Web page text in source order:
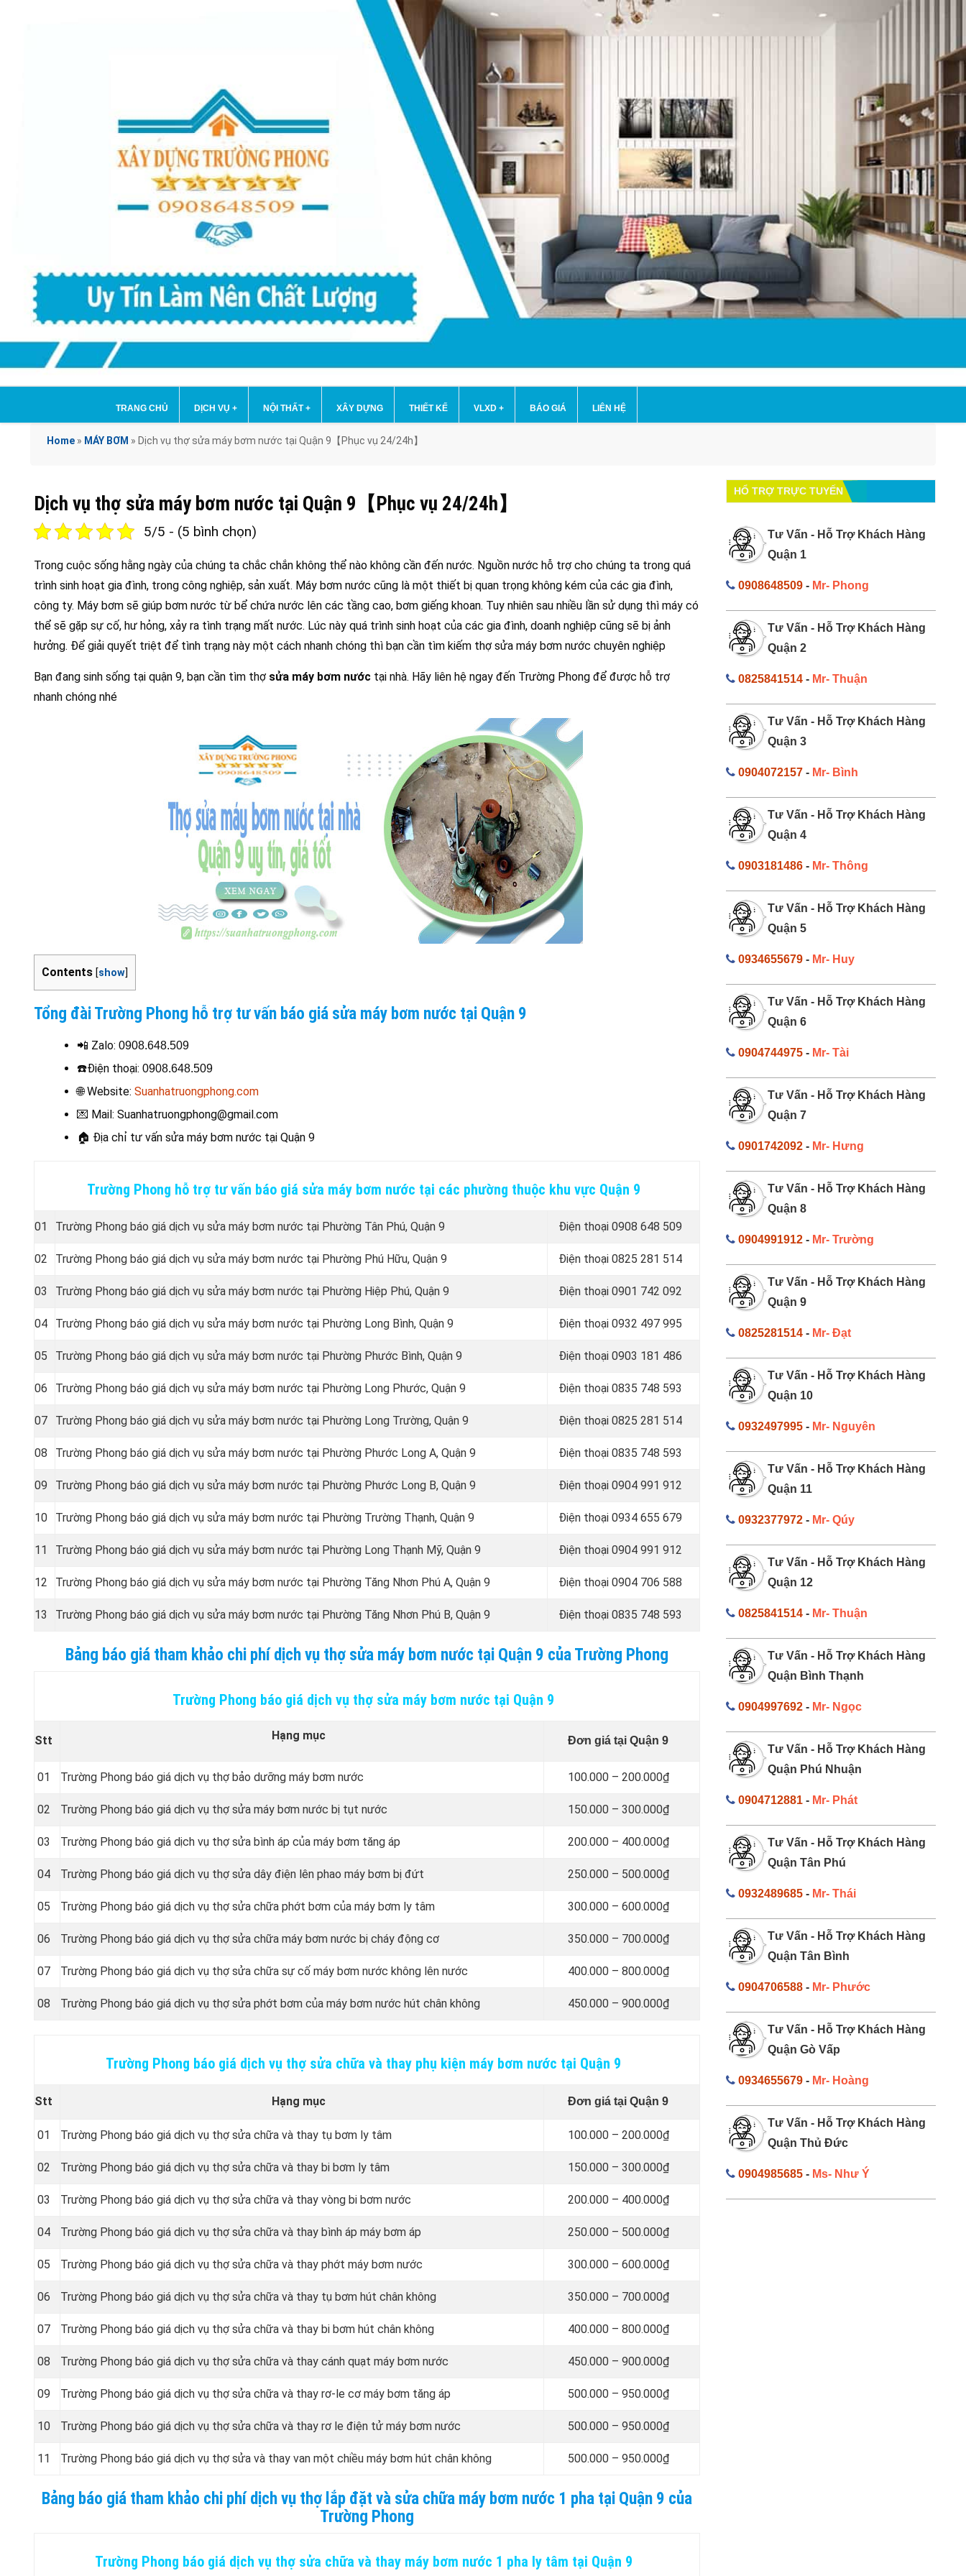
TRANG CHỦ DỊCH VỤ + NỘI THẤT+ XÂY DỰNG THIẾT KẾ VLXD + BÁO GIÁ LIÊN HỆ
Home » MÁY BƠM » Dịch vụ thợ sửa máy bơm nước tại Quận 9【Phục vụ 24/24h】
Dịch vụ thợ sửa máy bơm nước tại Quận 9【Phục vụ 24/24h】
5/5 - (5 bình chọn)
Trong cuộc sống hằng ngày của chúng ta chắc chắn không thể nào không cần đến nước. Nguồn nước hỗ trợ cho chúng ta trong quá
trình sinh hoạt gia đình, trong công nghiệp, sản xuất. Máy bơm nước cũng là một thiết bị quan trọng không kém của các gia đình,
công ty. Máy bơm sẽ giúp bơm nước từ bể chứa nước lên các tầng cao, bơm giếng khoan. Tuy nhiên sau nhiều lần sử dụng thì máy có
thể sẽ gặp sự cố, hư hỏng, xảy ra tình trạng mất nước. Lúc này quá trình sinh hoạt của các gia đình, doanh nghiệp cũng sẽ bị ảnh
hưởng. Để giải quyết triệt để tình trạng này một cách nhanh chóng thì bạn cần tìm kiếm thợ sửa máy bơm nước chuyên nghiệp
Bạn đang sinh sống tại quận 9, bạn cần tìm thợ sửa máy bơm nước tại nhà. Hãy liên hệ ngay đến Trường Phong để được hỗ trợ
nhanh chóng nhé
Contents [show]
Tổng đài Trường Phong hỗ trợ tư vấn báo giá sửa máy bơm nước tại Quận 9
📲 Zalo: 0908.648.509
☎️Điện thoại: 0908.648.509
🌐 Website: Suanhatruongphong.com
💌 Mail: Suanhatruongphong@gmail.com
🏠 Địa chỉ tư vấn sửa máy bơm nước tại Quận 9
Trường Phong hỗ trợ tư vấn báo giá sửa máy bơm nước tại các phường thuộc khu vực Quận 9
01 Trường Phong báo giá dịch vụ sửa máy bơm nước tại Phường Tân Phú, Quận 9 Điện thoại0908 648 509
02 Trường Phong báo giá dịch vụ sửa máy bơm nước tại Phường Phú Hữu, Quận 9 Điện thoại0825 281 514
03 Trường Phong báo giá dịch vụ sửa máy bơm nước tại Phường Hiệp Phú, Quận 9 Điện thoại0901 742 092
04 Trường Phong báo giá dịch vụ sửa máy bơm nước tại Phường Long Bình, Quận 9 Điện thoại0932 497 995
05 Trường Phong báo giá dịch vụ sửa máy bơm nước tại Phường Phước Bình, Quận 9 Điện thoại0903 181 486
06 Trường Phong báo giá dịch vụ sửa máy bơm nước tại Phường Long Phước, Quận 9 Điện thoại0835 748 593
07 Trường Phong báo giá dịch vụ sửa máy bơm nước tại Phường Long Trường, Quận 9 Điện thoại0825 281 514
08 Trường Phong báo giá dịch vụ sửa máy bơm nước tại Phường Phước Long A, Quận 9 Điện thoại0835 748 593
09 Trường Phong báo giá dịch vụ sửa máy bơm nước tại Phường Phước Long B, Quận 9 Điện thoại0904 991 912
10 Trường Phong báo giá dịch vụ sửa máy bơm nước tại Phường Trường Thạnh, Quận 9 Điện thoại 0934 655 679
11 Trường Phong báo giá dịch vụ sửa máy bơm nước tại Phường Long Thạnh Mỹ, Quận 9 Điện thoại 0904 991 912
12 Trường Phong báo giá dịch vụ sửa máy bơm nước tại Phường Tăng Nhơn Phú A, Quận 9 Điện thoại0904 706 588
13 Trường Phong báo giá dịch vụ sửa máy bơm nước tại Phường Tăng Nhơn Phú B, Quận 9 Điện thoại0835 748 593
Bảng báo giá tham khảo chi phí dịch vụ thợ sửa máy bơm nước tại Quận 9 của Trường Phong
Trường Phong báo giá dịch vụ thợ sửa máy bơm nước tại Quận 9
Stt Hạng mục Đơn giá tại Quận 9
01 Trường Phong báo giá dịch vụ thợ bảo dưỡng máy bơm nước 100.000 – 200.000₫
02 Trường Phong báo giá dịch vụ thợ sửa máy bơm nước bị tụt nước 150.000 – 300.000₫
03 Trường Phong báo giá dịch vụ thợ sửa bình áp của máy bơm tăng áp 200.000 – 400.000₫
04 Trường Phong báo giá dịch vụ thợ sửa dây điện lên phao máy bơm bị đứt 250.000 – 500.000₫
05 Trường Phong báo giá dịch vụ thợ sửa chữa phớt bơm của máy bơm ly tâm 300.000 – 600.000₫
06 Trường Phong báo giá dịch vụ thợ sửa chữa máy bơm nước bị cháy động cơ 350.000 – 700.000₫
07 Trường Phong báo giá dịch vụ thợ sửa chữa sự cố máy bơm nước không lên nước 400.000 – 800.000₫
08 Trường Phong báo giá dịch vụ thợ sửa phớt bơm của máy bơm nước hút chân không 450.000 – 900.000₫
Trường Phong báo giá dịch vụ thợ sửa chữa và thay phụ kiện máy bơm nước tại Quận 9
Stt Hạng mục Đơn giá tại Quận 9
01 Trường Phong báo giá dịch vụ thợ sửa chữa và thay tụ bơm ly tâm 100.000 – 200.000₫
02 Trường Phong báo giá dịch vụ thợ sửa chữa và thay bi bơm ly tâm 150.000 – 300.000₫
03 Trường Phong báo giá dịch vụ thợ sửa chữa và thay vòng bi bơm nước 200.000 – 400.000₫
04 Trường Phong báo giá dịch vụ thợ sửa chữa và thay bình áp máy bơm áp 250.000 – 500.000₫
05 Trường Phong báo giá dịch vụ thợ sửa chữa và thay phớt máy bơm nước 300.000 – 600.000₫
06 Trường Phong báo giá dịch vụ thợ sửa chữa và thay tụ bơm hút chân không 350.000 – 700.000₫
07 Trường Phong báo giá dịch vụ thợ sửa chữa và thay bi bơm hút chân không 400.000 – 800.000₫
08 Trường Phong báo giá dịch vụ thợ sửa chữa và thay cánh quạt máy bơm nước 450.000 – 900.000₫
09 Trường Phong báo giá dịch vụ thợ sửa chữa và thay rơ-le cơ máy bơm tăng áp 500.000 – 950.000₫
10 Trường Phong báo giá dịch vụ thợ sửa chữa và thay rơ le điện tử máy bơm nước 500.000 – 950.000₫
11 Trường Phong báo giá dịch vụ thợ sửa và thay van một chiều máy bơm hút chân không 500.000 – 950.000₫
Bảng báo giá tham khảo chi phí dịch vụ thợ lắp đặt và sửa chữa máy bơm nước 1 pha tại Quận 9 của
Trường Phong
Trường Phong báo giá dịch vụ thợ sửa chữa và thay máy bơm nước 1 pha ly tâm tại Quận 9
HỔ TRỢ TRỰC TUYẾN
Tư Vấn - Hỗ Trợ Khách Hàng
Quận 1
0908648509- Mr- Phong
Tư Vấn - Hỗ Trợ Khách Hàng
Quận 2
0825841514- Mr- Thuận
Tư Vấn - Hỗ Trợ Khách Hàng
Quận 3
0904072157- Mr- Bình
Tư Vấn - Hỗ Trợ Khách Hàng
Quận 4
0903181486- Mr- Thông
Tư Vấn - Hỗ Trợ Khách Hàng
Quận 5
0934655679- Mr- Huy
Tư Vấn - Hỗ Trợ Khách Hàng
Quận 6
0904744975- Mr- Tài
Tư Vấn - Hỗ Trợ Khách Hàng
Quận 7
0901742092- Mr- Hưng
Tư Vấn - Hỗ Trợ Khách Hàng
Quận 8
0904991912- Mr- Trường
Tư Vấn - Hỗ Trợ Khách Hàng
Quận 9
0825281514- Mr- Đạt
Tư Vấn - Hỗ Trợ Khách Hàng
Quận 10
0932497995- Mr- Nguyên
Tư Vấn - Hỗ Trợ Khách Hàng
Quận 11
0932377972- Mr- Qúy
Tư Vấn - Hỗ Trợ Khách Hàng
Quận 12
0825841514- Mr- Thuận
Tư Vấn - Hỗ Trợ Khách Hàng
Quận Bình Thạnh
0904997692- Mr- Ngọc
Tư Vấn - Hỗ Trợ Khách Hàng
Quận Phú Nhuận
0904712881- Mr- Phát
Tư Vấn - Hỗ Trợ Khách Hàng
Quận Tân Phú
0932489685- Mr- Thái
Tư Vấn - Hỗ Trợ Khách Hàng
Quận Tân Bình
0904706588- Mr- Phước
Tư Vấn - Hỗ Trợ Khách Hàng
Quận Gò Vấp
0934655679- Mr- Hoàng
Tư Vấn - Hỗ Trợ Khách Hàng
Quận Thủ Đức
0904985685- Ms- Như Ý